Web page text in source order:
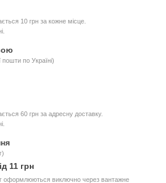
10 грн за кожне місце.
по Україні)
60 грн за адресну доставку.
11 грн
оформлюються виключно через вантажне